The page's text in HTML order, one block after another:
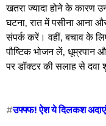
खतरा ज्यादा होने के कारण
घटना, रात में पसीना आना
संपर्क करें। वहीं, बचाव के
पौष्टिक भोजन लें, धूम्रपान
पर डॉक्टर की सलाह से
#उफ्फ्फ! ऐश ये दिलकश